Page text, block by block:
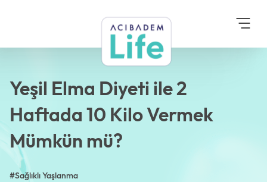
Sağlıklı Yaşlanma
Haftada 10 Kilo
Vermek Mümkün mü?
Yeşil Elma Diyeti ile 2
Haftada 10 Kilo Vermek
Mümkün mü?
#Sağlıklı Yaşlanma